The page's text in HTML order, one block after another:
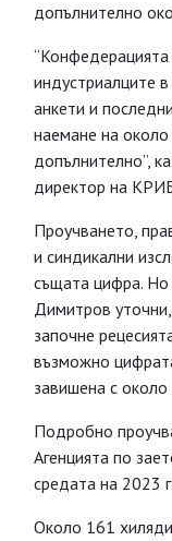
допълнително
индустриалците
анкети и
наемане на
допълнително”,
директор на
Проучването,
и синдикални
същата цифра.
Димитров
започне
възможно
завишена с
Подробно
Агенцията по
средата на 2023
Около 161